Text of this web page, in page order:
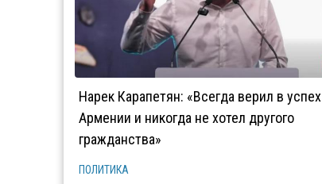
Нарек Карапетян: «Всегда верил в успех
Армении и никогда не хотел другого
гражданства»
ПОЛИТИКА